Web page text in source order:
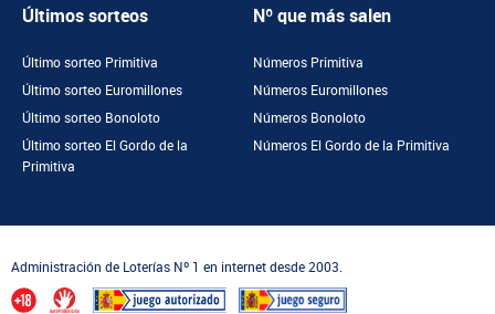
Últimos sorteos
Último sorteo Primitiva
Último sorteo Euromillones
Último sorteo Bonoloto
Último sorteo El Gordo de la
Primitiva
Nº que más salen
Números Primitiva
Números Euromillones
Números Bonoloto
Números El Gordo de la Primitiva
Administración de Loterías Nº 1 en internet desde 2003.